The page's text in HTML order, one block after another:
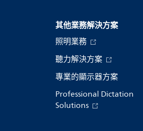
其他業務解決方案​
照明業務
聽力解決方案
專業的顯示器方案
Professional Dictation
Solutions